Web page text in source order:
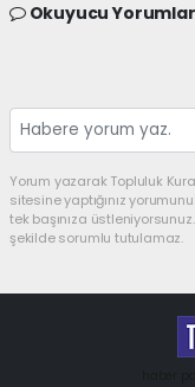
Okuyucu
Yorum yazarak Topluluk
sitesine yaptığınız
tek başınıza
şekilde sorumlu tutulamaz.